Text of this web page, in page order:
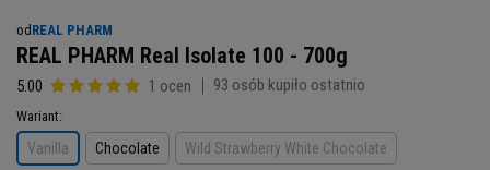
od REAL PHARM
REAL PHARM Real Isolate 100 - 700g
5.00 1 ocen 93 osób kupiło ostatnio
Wariant
Vanilla Chocolate Wild Strawberry White Chocolate